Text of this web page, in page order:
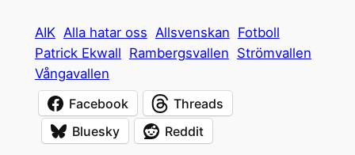
AIK Alla hatar oss Allsvenskan Fotboll
Patrick Ekwall Rambergsvallen Strömvallen
Vångavallen
Facebook
Threads
Bluesky
Reddit